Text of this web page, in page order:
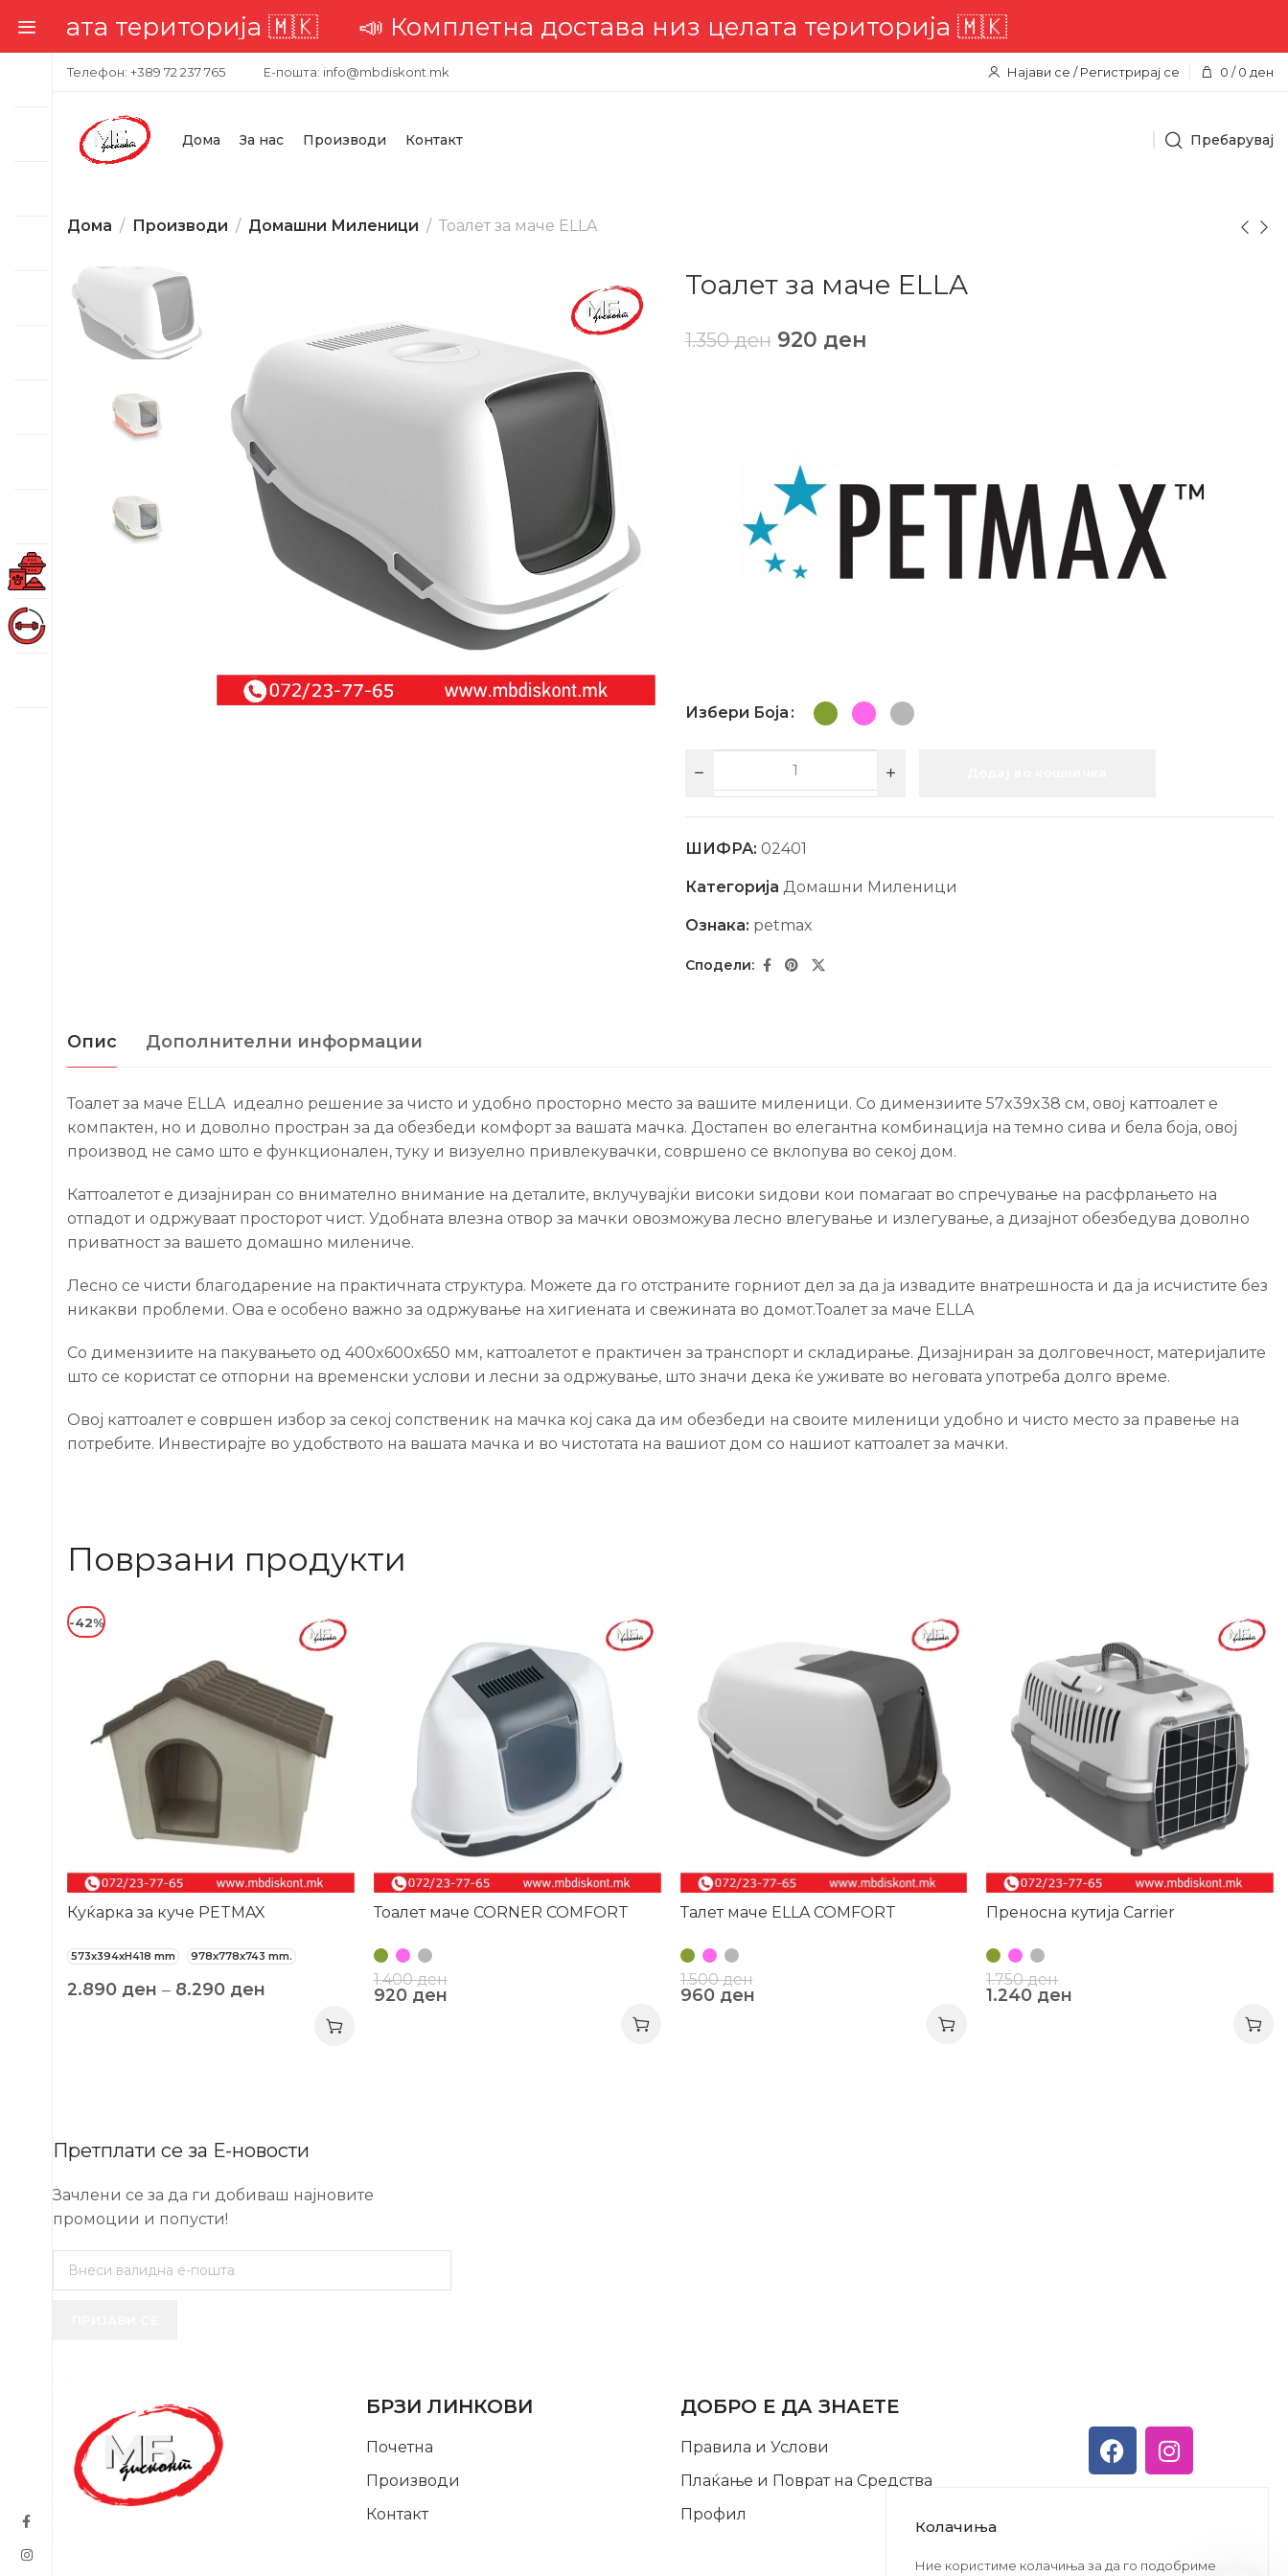
територија 🇲🇰📣 Комплетна достава низ целата територија 🇲🇰
Телефон: +389 72 237 765 Е-пошта: info@mbdiskont.mk Најави се / Регистрирај се 0 / 0 ден
Дома За нас Производи Контакт Пребарувај
Дома Производи Домашни Миленици Тоалет за маче ELLA
Тоалет за маче ELLA
1.350ден 920 ден
Избери Боја
ШИФРА: 02401
Категорија Домашни Миленици
Ознака: petmax
Опис Дополнителни информации
Тоалет за маче ELLA идеално решение за чисто и удобно просторно место за вашите миленици. Со димензиите 57x39x38 см, овој каттоалет е
компактен, но и доволно простран за да обезбеди комфорт за вашата мачка. Достапен во елегантна комбинација на темно сива и бела боја, овој
производ не само што е функционален, туку и визуелно привлекувачки, совршено се вклопува во секој дом.
Каттоалетот е дизајниран со внимателно внимание на деталите, вклучувајќи високи ѕидови кои помагаат во спречување на расфрлањето на
отпадот и одржуваат просторот чист. Удобната влезна отвор за мачки овозможува лесно влегување и излегување, а дизајнот обезбедува доволно
приватност за вашето домашно милениче.
Лесно се чисти благодарение на практичната структура. Можете да го отстраните горниот дел за да ја извадите внатрешноста и да ја исчистите без
никакви проблеми. Ова е особено важно за одржување на хигиената и свежината во домот.Тоалет за маче ELLA
Со димензиите на пакувањето од 400x600x650 мм, каттоалетот е практичен за транспорт и складирање. Дизајниран за долговечност, материјалите
што се користат се отпорни на временски услови и лесни за одржување, што значи дека ќе уживате во неговата употреба долго време.
Овој каттоалет е совршен избор за секој сопственик на мачка кој сака да им обезбеди на своите миленици удобно и чисто место за правење на
потребите. Инвестирајте во удобството на вашата мачка и во чистотата на вашиот дом со нашиот каттоалет за мачки.
Поврзани продукти
-42%
Куќарка за куче PETMAX
573x394xH418 mm 978x778x743 mm.
2.890 ден – 8.290 ден
Тоалет маче CORNER COMFORT
1.400ден
920 ден
Талет маче ELLA COMFORT
1.500ден
960 ден
Преносна кутија Carrier
1.750ден
1.240 ден
Претплати се за Е-новости
Зачлени се за да ги добиваш најновите
промоции и попусти!
БРЗИ ЛИНКОВИ
Почетна
Производи
Контакт
ДОБРО Е ДА ЗНАЕТЕ
Правила и Услови
Плаќање и Поврат на Средства
Профил
Колачиња
Ние користиме колачиња за да го подобриме